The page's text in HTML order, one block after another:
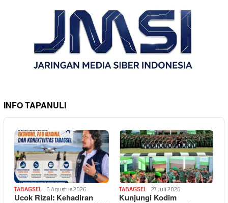
INFO TAPANULI
TABAGSEL 6 Agustus 2026
Ucok Rizal: Kehadiran
TABAGSEL 27 Juli 2026
Kunjungi Kodim